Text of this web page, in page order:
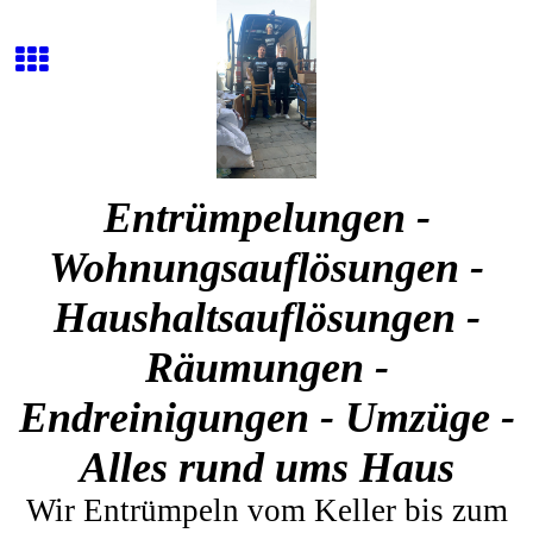
Entrümpelungen -
Wohnungsauflösungen -
Haushaltsauflösungen -
Räumungen -
Endreinigungen - Umzüge -
Alles rund ums Haus
Wir Entrümpeln vom Keller bis zum